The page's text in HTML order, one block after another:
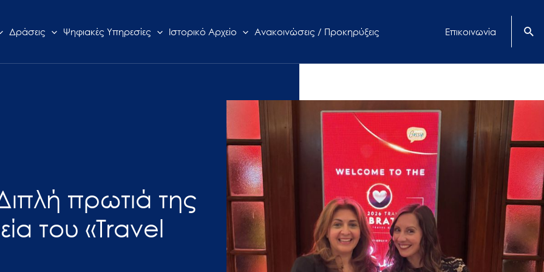
Δράσεις Ψηφιακές Υπηρεσίες Ιστορικό Αρχείο Ανακοινώσεις / Προκηρύξεις Επικοινωνία
πρωτιά της
του «Travel